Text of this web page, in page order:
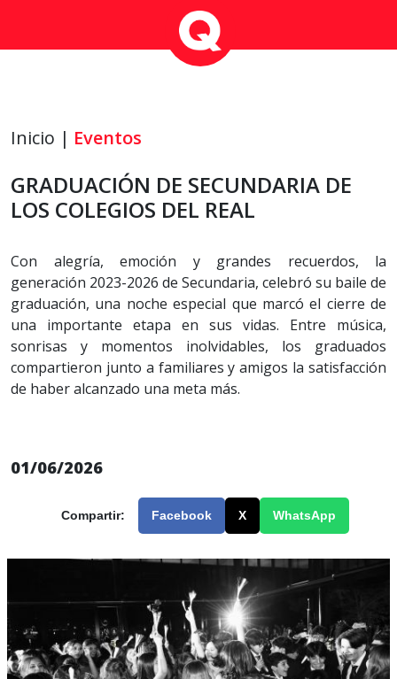
Inicio | Eventos
GRADUACIÓN DE SECUNDARIA DE
LOS COLEGIOS DEL REAL
Con alegría, emoción y grandes recuerdos, la
generación 2023-2026 de Secundaria, celebró su baile de
graduación, una noche especial que marcó el cierre de
una importante etapa en sus vidas. Entre música,
sonrisas y momentos inolvidables, los graduados
compartieron junto a familiares y amigos la satisfacción
de haber alcanzado una meta más.
01/06/2026
Compartir: Facebook X WhatsApp